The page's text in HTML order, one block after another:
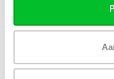
Wat is het
Waarom is een